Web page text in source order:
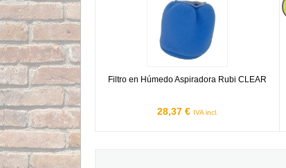
Filtro en Húmedo Aspiradora Rubi CLEAR
28,37 € IVA incl.